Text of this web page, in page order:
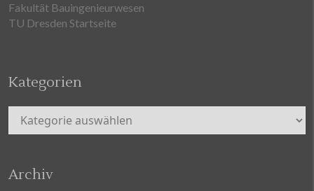
Fakultät Bauingenieurwesen
TU Dresden Startseite
Kategorien
Kategorien
Archiv